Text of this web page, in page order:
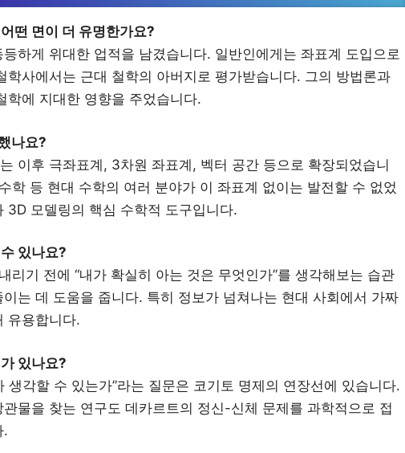
떤 면이 더 유명한가요?
하게 위대한 업적을 남겼습니다. 일반인에게는 좌표계 도입으로
학사에서는 근대 철학의 아버지로 평가받습니다. 그의 방법론과
학에 지대한 영향을 주었습니다.
나요?
이후 극좌표계, 3차원 좌표계, 벡터 공간 등으로 확장되었습니
학 등 현대 수학의 여러 분야가 이 좌표계 없이는 발전할 수 없었
3D 모델링의 핵심 수학적 도구입니다.
있나요?
리기 전에 “내가 확실히 아는 것은 무엇인가”를 생각해보는 습관
는 데 도움을 줍니다. 특히 정보가 넘쳐나는 현대 사회에서 가짜
유용합니다.
있나요?
생각할 수 있는가”라는 질문은 코기토 명제의 연장선에 있습니다.
물을 찾는 연구도 데카르트의 정신-신체 문제를 과학적으로 접
.